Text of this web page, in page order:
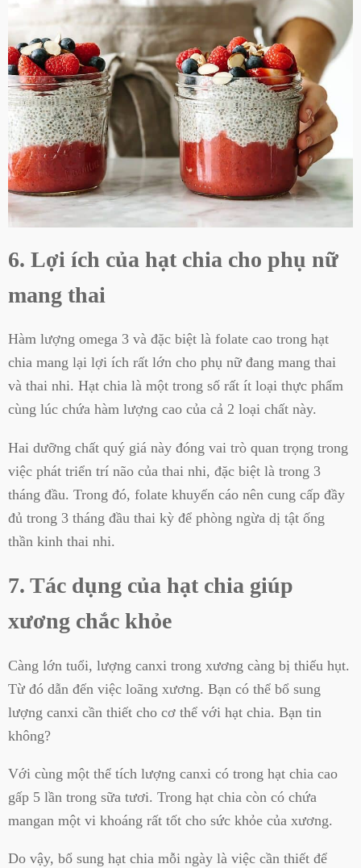
6. Lợi ích của hạt chia cho phụ nữ
mang thai
Hàm lượng omega 3 và đặc biệt là folate cao trong hạt
chia mang lại lợi ích rất lớn cho phụ nữ đang mang thai
và thai nhi. Hạt chia là một trong số rất ít loại thực phẩm
cùng lúc chứa hàm lượng cao của cả 2 loại chất này.
Hai dưỡng chất quý giá này đóng vai trò quan trọng trong
việc phát triển trí não của thai nhi, đặc biệt là trong 3
tháng đầu. Trong đó, folate khuyến cáo nên cung cấp đầy
đủ trong 3 tháng đầu thai kỳ để phòng ngừa dị tật ống
thần kinh thai nhi.
7. Tác dụng của hạt chia giúp
xương chắc khỏe
Càng lớn tuổi, lượng canxi trong xương càng bị thiếu hụt.
Từ đó dẫn đến việc loãng xương. Bạn có thể bổ sung
lượng canxi cần thiết cho cơ thể với hạt chia. Bạn tin
không?
Với cùng một thể tích lượng canxi có trong hạt chia cao
gấp 5 lần trong sữa tươi. Trong hạt chia còn có chứa
mangan một vi khoáng rất tốt cho sức khỏe của xương.
Do vậy, bổ sung hạt chia mỗi ngày là việc cần thiết để